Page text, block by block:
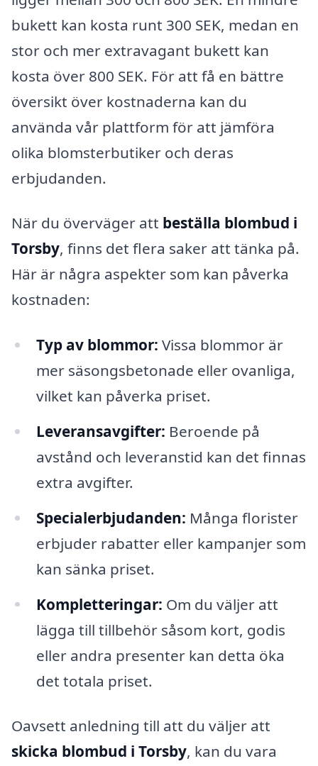
bukett kan kosta runt 300 SEK, medan en
stor och mer extravagant bukett kan
kosta över 800 SEK. För att få en bättre
översikt över kostnaderna kan du
använda vår plattform för att jämföra
olika blomsterbutiker och deras
erbjudanden.
När du överväger att beställa blombud i
Torsby, finns det flera saker att tänka på.
Här är några aspekter som kan påverka
kostnaden:
Typ av blommor: Vissa blommor är
mer säsongsbetonade eller ovanliga,
vilket kan påverka priset.
Leveransavgifter: Beroende på
avstånd och leveranstid kan det finnas
extra avgifter.
Specialerbjudanden: Många florister
erbjuder rabatter eller kampanjer som
kan sänka priset.
Kompletteringar: Om du väljer att
lägga till tillbehör såsom kort, godis
eller andra presenter kan detta öka
det totala priset.
Oavsett anledning till att du väljer att
skicka blombud i Torsby, kan du vara